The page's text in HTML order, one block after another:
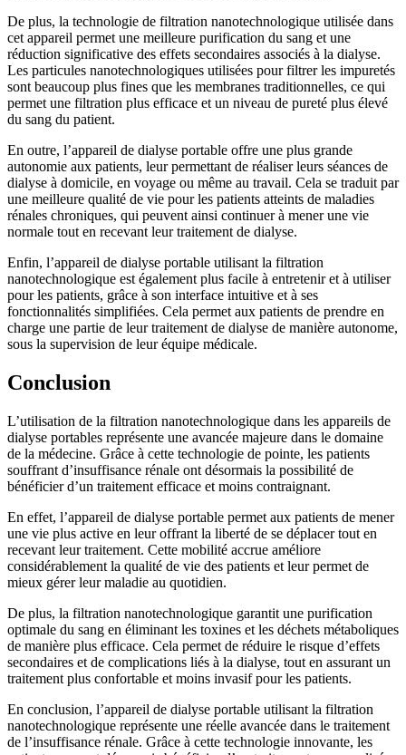
De plus, la technologie de filtration nanotechnologique utilisée dans
cet appareil permet une meilleure purification du sang et une
réduction significative des effets secondaires associés à la dialyse.
Les particules nanotechnologiques utilisées pour filtrer les impuretés
sont beaucoup plus fines que les membranes traditionnelles, ce qui
permet une filtration plus efficace et un niveau de pureté plus élevé
du sang du patient.
En outre, l’appareil de dialyse portable offre une plus grande
autonomie aux patients, leur permettant de réaliser leurs séances de
dialyse à domicile, en voyage ou même au travail. Cela se traduit par
une meilleure qualité de vie pour les patients atteints de maladies
rénales chroniques, qui peuvent ainsi continuer à mener une vie
normale tout en recevant leur traitement de dialyse.
Enfin, l’appareil de dialyse portable utilisant la filtration
nanotechnologique est également plus facile à entretenir et à utiliser
pour les patients, grâce à son interface intuitive et à ses
fonctionnalités simplifiées. Cela permet aux patients de prendre en
charge une partie de leur traitement de dialyse de manière autonome,
sous la supervision de leur équipe médicale.
Conclusion
L’utilisation de la filtration nanotechnologique dans les appareils de
dialyse portables représente une avancée majeure dans le domaine
de la médecine. Grâce à cette technologie de pointe, les patients
souffrant d’insuffisance rénale ont désormais la possibilité de
bénéficier d’un traitement efficace et moins contraignant.
En effet, l’appareil de dialyse portable permet aux patients de mener
une vie plus active en leur offrant la liberté de se déplacer tout en
recevant leur traitement. Cette mobilité accrue améliore
considérablement la qualité de vie des patients et leur permet de
mieux gérer leur maladie au quotidien.
De plus, la filtration nanotechnologique garantit une purification
optimale du sang en éliminant les toxines et les déchets métaboliques
de manière plus efficace. Cela permet de réduire le risque d’effets
secondaires et de complications liés à la dialyse, tout en assurant un
traitement plus confortable et moins invasif pour les patients.
En conclusion, l’appareil de dialyse portable utilisant la filtration
nanotechnologique représente une réelle avancée dans le traitement
de l’insuffisance rénale. Grâce à cette technologie innovante, les